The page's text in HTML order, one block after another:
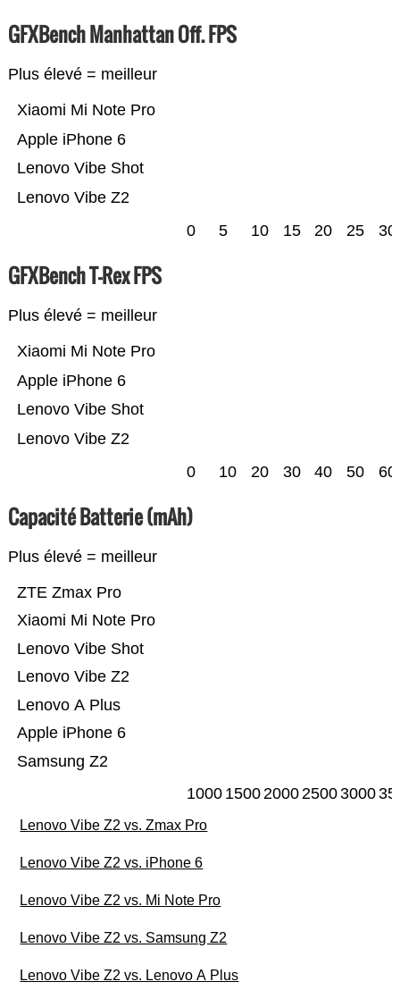
GFXBench Manhattan Off. FPS
Plus élevé = meilleur
Lenovo Vibe Z2
Lenovo Vibe Shot
Apple iPhone 6
Xiaomi Mi Note Pro
0 5 10 15 20 25 30
GFXBench T-Rex FPS
Plus élevé = meilleur
Lenovo Vibe Z2
Lenovo Vibe Shot
Apple iPhone 6
Xiaomi Mi Note Pro
0 10 20 30 40 50 60
Capacité Batterie (mAh)
Plus élevé = meilleur
Samsung Z2
Apple iPhone 6
Lenovo A Plus
Lenovo Vibe Z2
Lenovo Vibe Shot
Xiaomi Mi Note Pro
ZTE Zmax Pro
1000 1500200025003000
Lenovo Vibe Z2 vs. Zmax Pro
Lenovo Vibe Z2 vs. iPhone 6
Lenovo Vibe Z2 vs. Mi Note Pro
Lenovo Vibe Z2 vs. Samsung Z2
Lenovo Vibe Z2 vs. Lenovo A Plus